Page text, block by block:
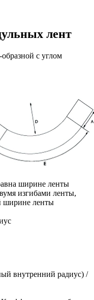
лент
с углом
ширине ленты
изгибами ленты,
ширине ленты
внутренний радиус) /